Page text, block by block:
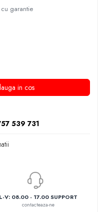
garantie
in cos
539 731
L-V: 08.00 - 17.00 SUPPORT
contacteaza-ne